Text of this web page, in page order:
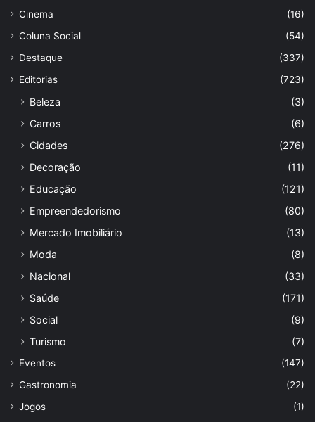
Cinema
(16)
Coluna Social
(54)
Destaque
(337)
Editorias
(723)
Beleza
(3)
Carros
(6)
Cidades
(276)
Decoração
(11)
Educação
(121)
Empreendedorismo
(80)
Mercado Imobiliário
(13)
Moda
(8)
Nacional
(33)
Saúde
(171)
Social
(9)
Turismo
(7)
Eventos
(147)
Gastronomia
(22)
Jogos
(1)